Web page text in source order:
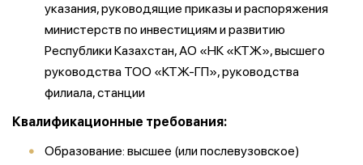
указания, руководящие приказы и распоряжения
министерств по инвестициям и развитию
Республики Казахстан, АО «НК «КТЖ», высшего
руководства ТОО «КТЖ-ГП», руководства
филиала, станции
Квалификационные требования:
Образование: высшее (или послевузовское)